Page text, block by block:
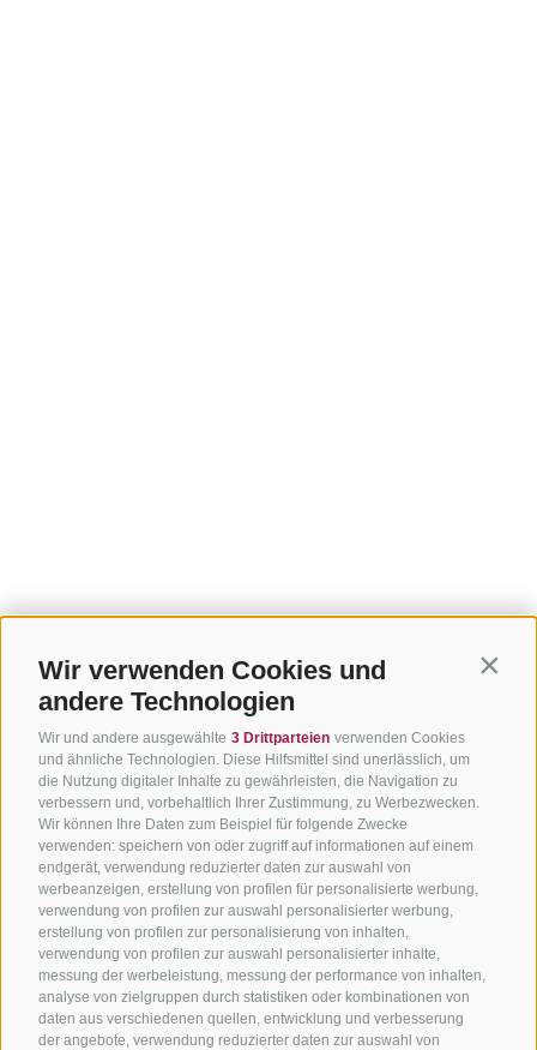
Wir verwenden Cookies und
andere Technologien
Wir und andere ausgewählte 3 Drittparteien verwenden Cookies
und ähnliche Technologien. Diese Hilfsmittel sind unerlässlich, um
die Nutzung digitaler Inhalte zu gewährleisten, die Navigation zu
verbessern und, vorbehaltlich Ihrer Zustimmung, zu Werbezwecken.
Wir können Ihre Daten zum Beispiel für folgende Zwecke
verwenden: speichern von oder zugriff auf informationen auf einem
endgerät, verwendung reduzierter daten zur auswahl von
werbeanzeigen, erstellung von profilen für personalisierte werbung,
verwendung von profilen zur auswahl personalisierter werbung,
erstellung von profilen zur personalisierung von inhalten,
verwendung von profilen zur auswahl personalisierter inhalte,
messung der werbeleistung, messung der performance von inhalten,
analyse von zielgruppen durch statistiken oder kombinationen von
daten aus verschiedenen quellen, entwicklung und verbesserung
der angebote, verwendung reduzierter daten zur auswahl von